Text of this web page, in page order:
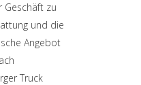
Geschäft zu
und die
Angebot
Truck